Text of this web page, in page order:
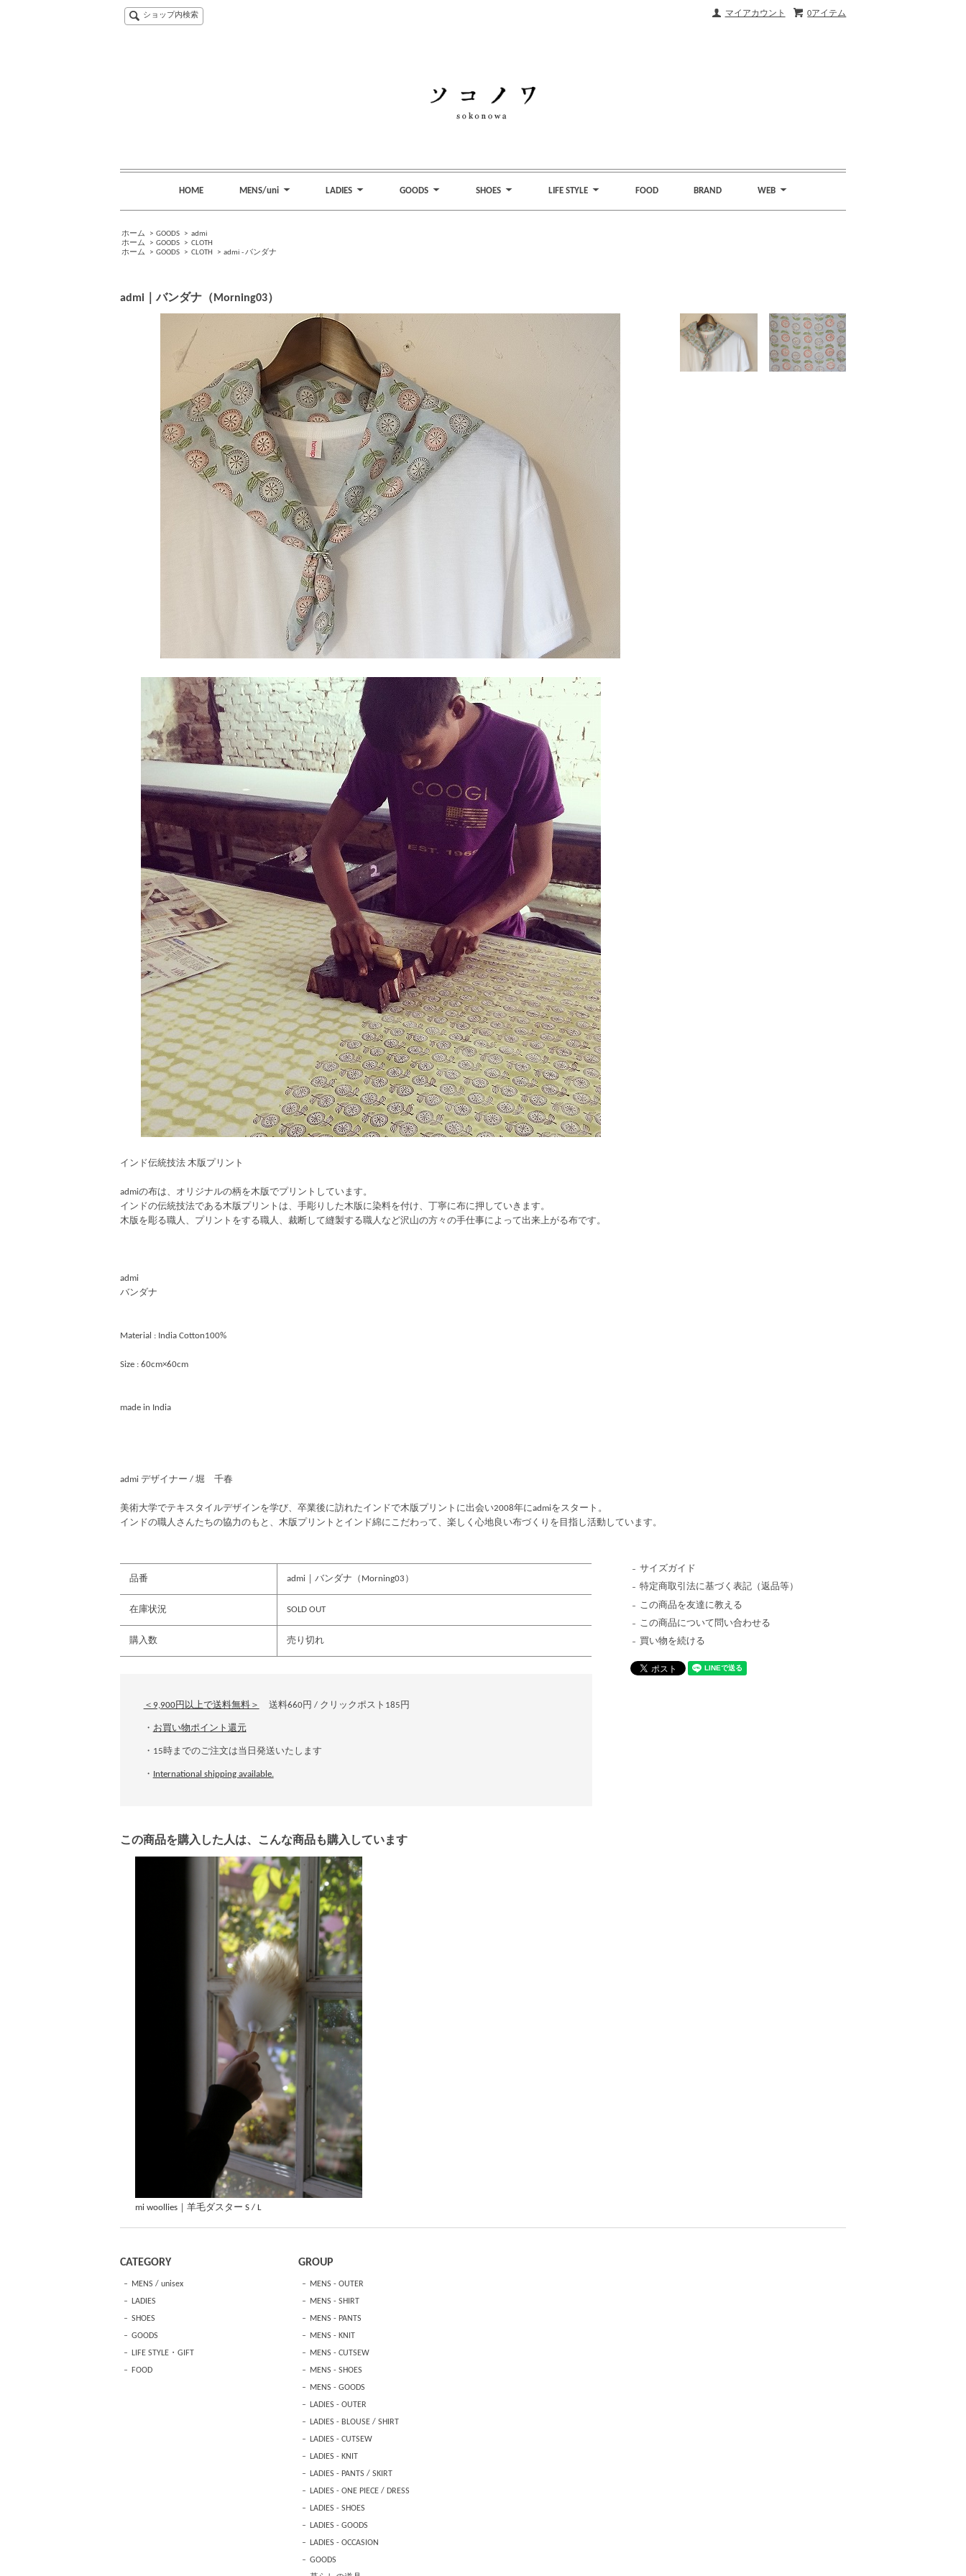
0アイテム
マイアカウント
ショップ内検索
HOME MENS/uni LADIES GOODS SHOES LIFE STYLE FOOD BRAND WEB
ホーム > GOODS > admi
ホーム
> GOODS > CLOTH
ホーム
> GOODS > CLOTH > admi - バンダナ
admi｜バンダナ（Morning03）
インド伝統技法 木版プリント
admiの布は、オリジナルの柄を木版でプリントしています。
インドの伝統技法である木版プリントは、手彫りした木版に染料を付け、丁寧に布に押していきます。
木版を彫る職人、プリントをする職人、裁断して縫製する職人など沢山の方々の手仕事によって出来上がる布です。
admi
バンダナ
Material : India Cotton100%
Size : 60cm×60cm
made in India
admi デザイナー / 堀 千春
美術大学でテキスタイルデザインを学び、卒業後に訪れたインドで木版プリントに出会い2008年にadmiをスタート。
インドの職人さんたちの協力のもと、木版プリントとインド綿にこだわって、楽しく心地良い布づくりを目指し活動しています。
品番 admi｜バンダナ（Morning03）
在庫状況 SOLD OUT
購入数 売り切れ
＜9,900円以上で送料無料＞ 送料660円 / クリックポスト185円
・ お買い物ポイント還元
・15時までのご注文は当日発送いたします
・ International shipping available.
サイズガイド
特定商取引法に基づく表記（返品等）
この商品を友達に教える
この商品について問い合わせる
買い物を続ける
この商品を購入した人は、こんな商品も購入しています
mi woollies｜羊毛ダスター S / L
CATEGORY
MENS / unisex
LADIES
SHOES
GOODS
LIFE STYLE・GIFT
FOOD
GROUP
MENS - OUTER
MENS - SHIRT
MENS - PANTS
MENS - KNIT
MENS - CUTSEW
MENS - SHOES
MENS - GOODS
LADIES - OUTER
LADIES - BLOUSE / SHIRT
LADIES - CUTSEW
LADIES - KNIT
LADIES - PANTS / SKIRT
LADIES - ONE PIECE / DRESS
LADIES - SHOES
LADIES - GOODS
LADIES - OCCASION
GOODS